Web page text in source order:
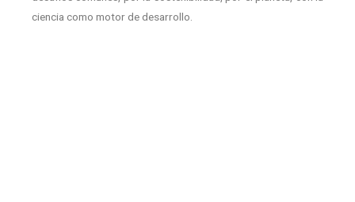
ciencia como motor de desarrollo.